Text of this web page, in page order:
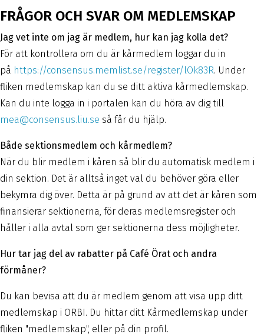
FRÅGOR OCH SVAR OM MEDLEMSKAP
Jag vet inte om jag är medlem, hur kan jag kolla det?
För att kontrollera om du är kårmedlem loggar du in
på https://consensus.memlist.se/register/lOk83R. Under
fliken medlemskap kan du se ditt aktiva kårmedlemskap.
Kan du inte logga in i portalen kan du höra av dig till
mea@consensus.liu.se så får du hjälp.
Både sektionsmedlem och kårmedlem?
När du blir medlem i kåren så blir du automatisk medlem i
din sektion. Det är alltså inget val du behöver göra eller
bekymra dig över. Detta är på grund av att det är kåren som
finansierar sektionerna, för deras medlemsregister och
håller i alla avtal som ger sektionerna dess möjligheter.
Hur tar jag del av rabatter på Café Örat och andra
förmåner?
Du kan bevisa att du är medlem genom att visa upp ditt
medlemskap i ORBI. Du hittar ditt Kårmedlemskap under
fliken "medlemskap", eller på din profil.